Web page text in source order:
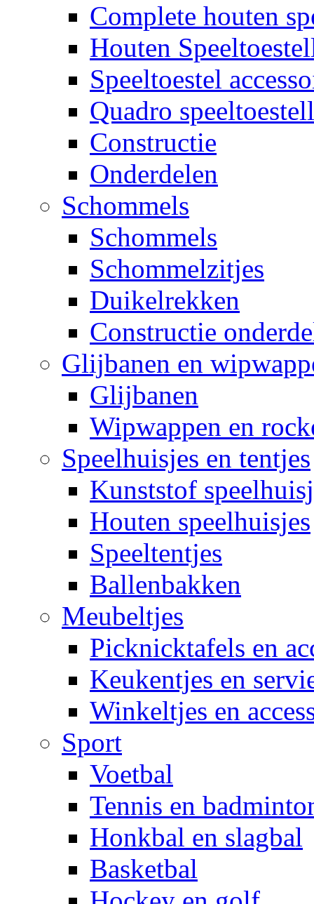
Complete houten
Houten
Speeltoestel
Quadro
Constructie
Onderdelen
Schommels
Schommels
Schommelzitjes
Duikelrekken
Constructie
Glijbanen en
Glijbanen
Wipwappen en
Speelhuisjes en tentjes
Kunststof
Houten speelhuisjes
Speeltentjes
Ballenbakken
Meubeltjes
Picknicktafels en
Keukentjes en
Winkeltjes en
Sport
Voetbal
Tennis en
Honkbal en slagbal
Basketbal